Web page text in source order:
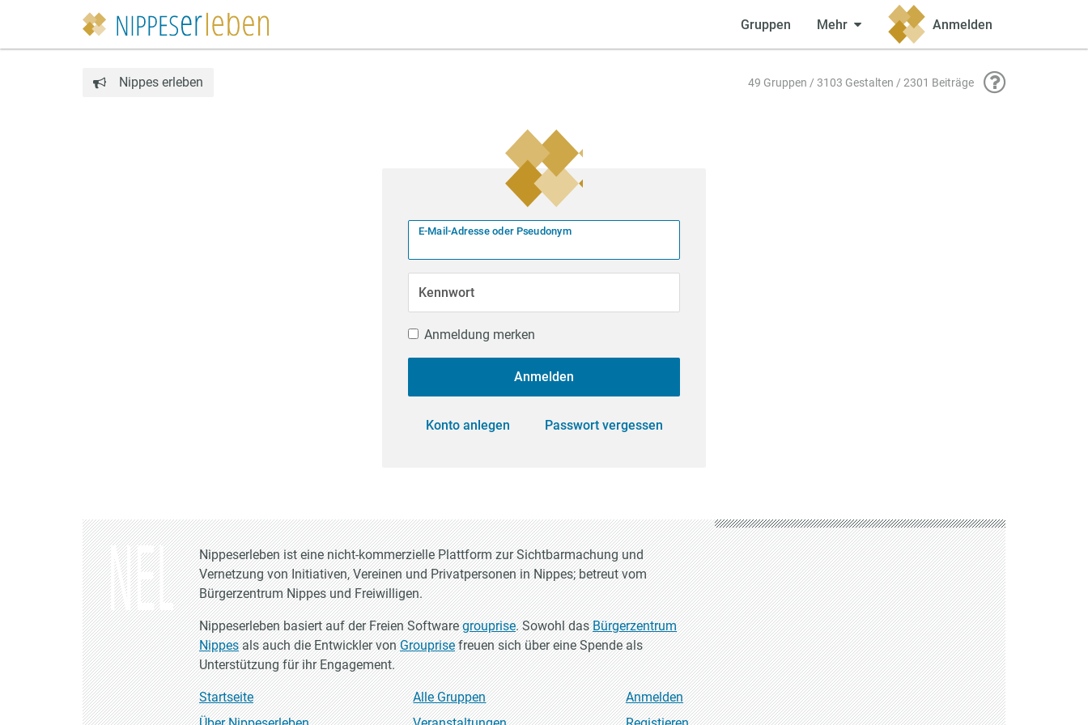
Gruppen Mehr Anmelden
Nippes erleben 49 Gruppen / 3103 Gestalten / 2301 Beiträge
E-Mail-Adresse oder Pseudonym
Kennwort
Anmeldung merken
Anmelden
Konto anlegen Passwort vergessen
Nippeserleben ist eine nicht-kommerzielle Plattform zur Sichtbarmachung und
Vernetzung von Initiativen, Vereinen und Privatpersonen in Nippes; betreut vom
Bürgerzentrum Nippes und Freiwilligen.
Nippeserleben basiert auf der Freien Softwaregrouprise. Sowohl dasBürgerzentrum
Nippesals auch die Entwickler vonGrouprisefreuen sich über eine Spende als
Unterstützung für ihr Engagement.
Startseite
Alle Gruppen
Anmelden